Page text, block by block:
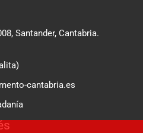
Santander, Cantabria.
cantabria.es